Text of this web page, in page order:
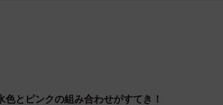
色とピンクの組み合わせがすてき！